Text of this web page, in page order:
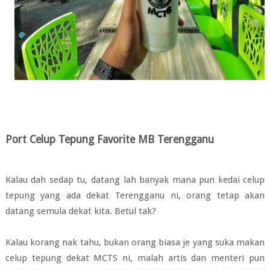
Port Celup Tepung Favorite MB Terengganu
Kalau dah sedap tu, datang lah banyak mana pun kedai celup
tepung yang ada dekat Terengganu ni, orang tetap akan
datang semula dekat kita. Betul tak?
Kalau korang nak tahu, bukan orang biasa je yang suka makan
celup tepung dekat MCTS ni, malah artis dan menteri pun